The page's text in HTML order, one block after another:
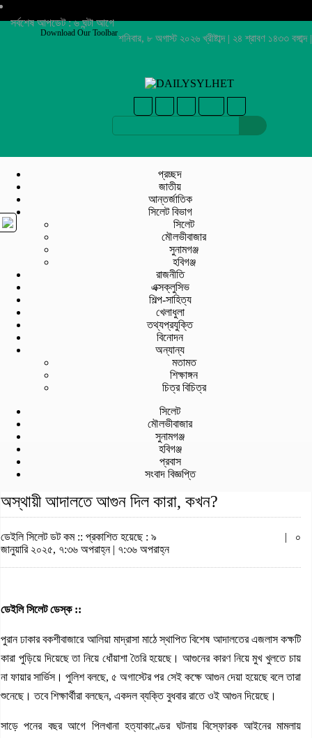
সর্বশেষ আপডেট : ৬ ঘন্টা আগে
শনিবার, ৮ অগাস্ট ২০২৬ খ্রীষ্টাব্দ | ২৪ শ্রাবণ ১৪৩৩ বঙ্গাব্দ |
Download Our Toolbar
প্রচ্ছদ
জাতীয়
আন্তর্জাতিক
সিলেট বিভাগ
সিলেট
মৌলভীবাজার
সুনামগঞ্জ
হবিগঞ্জ
রাজনীতি
এক্সক্লুসিভ
শিল্প-সাহিত্য
খেলাধুলা
তথ্যপ্রযুক্তি
বিনোদন
অন্যান্য
মতামত
শিক্ষাঙ্গন
চিত্র বিচিত্র
সিলেট
মৌলভীবাজার
সুনামগঞ্জ
হবিগঞ্জ
প্রবাস
সংবাদ বিজ্ঞপ্তি
অস্থায়ী আদালতে আগুন দিল কারা, কখন?
ডেইলি সিলেট ডট কম :: প্রকাশিত হয়েছে : ৯
জানুয়ারি ২০২৫, ৭:৩৬ অপরাহ্ন | ৭:৩৬ অপরাহ্ন
| ০
ডেইলি সিলেট ডেস্ক ::
পুরান ঢাকার বকশীবাজারে আলিয়া মাদ্রাসা মাঠে স্থাপিত বিশেষ আদালতের এজলাস কক্ষটি
কারা পুড়িয়ে দিয়েছে তা নিয়ে ধোঁয়াশা তৈরি হয়েছে। আগুনের কারণ নিয়ে মুখ খুলতে চায়
না ফায়ার সার্ভিস। পুলিশ বলছে, ৫ অগাস্টের পর সেই কক্ষে আগুন দেয়া হয়েছে বলে তারা
শুনেছে। তবে শিক্ষার্থীরা বলছেন, একদল ব্যক্তি বুধবার রাতে ওই আগুন দিয়েছে।
সাড়ে পনের বছর আগে পিলখানা হত্যাকাণ্ডের ঘটনায় বিস্ফোরক আইনের মামলায়